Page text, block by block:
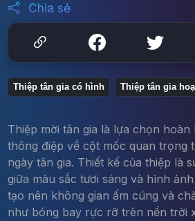
Chia sẻ
Thiệp tân gia có hình Thiệp tân gia
Thiệp mời tân gia là lựa chọn hoàn
thông điệp về cột mốc quan trọng
ngày tân gia. Thiết kế của thiệp là
giữa màu sắc tươi sáng và hình
tạo nên không gian ấm cúng và
như bóng bay rực rỡ trên nền trời